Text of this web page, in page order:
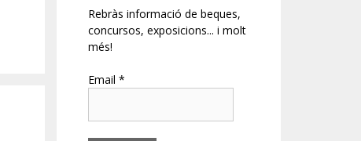
Rebràs informació de beques,
concursos, exposicions... i molt
més!
Email *